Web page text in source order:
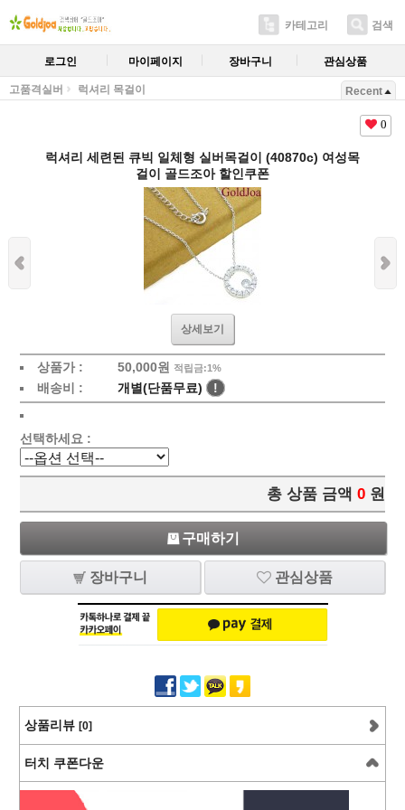
카테고리 검색
로그인 마이페이지 장바구니 관심상품
고품격실버 럭셔리 목걸이 Recent
0
럭셔리 세련된 큐빅 일체형 실버목걸이 (40870c) 여성목
걸이 골드조아 할인쿠폰
상세보기
상품가 : 50,000원 적립금:1%
배송비 : 개별(단품무료) !
선택하세요 :
총 상품 금액 0 원
구매하기
장바구니 관심상품
상품리뷰 [0]
터치 쿠폰다운